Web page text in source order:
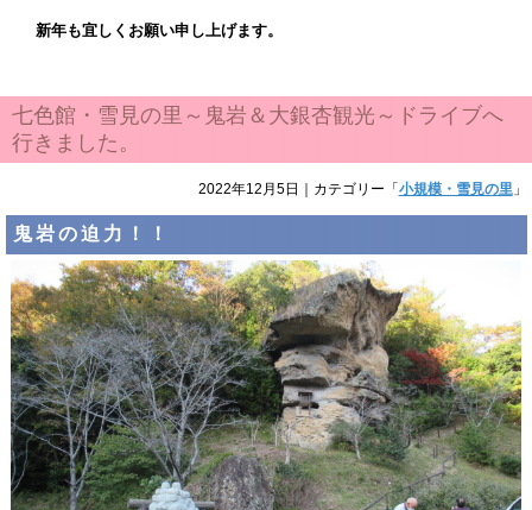
新年も宜しくお願い申し上げます。
七色館・雪見の里～鬼岩＆大銀杏観光～ドライブへ
行きました。
2022年12月5日 ｜カテゴリー「小規模・雪見の里 」
鬼岩の迫力！！